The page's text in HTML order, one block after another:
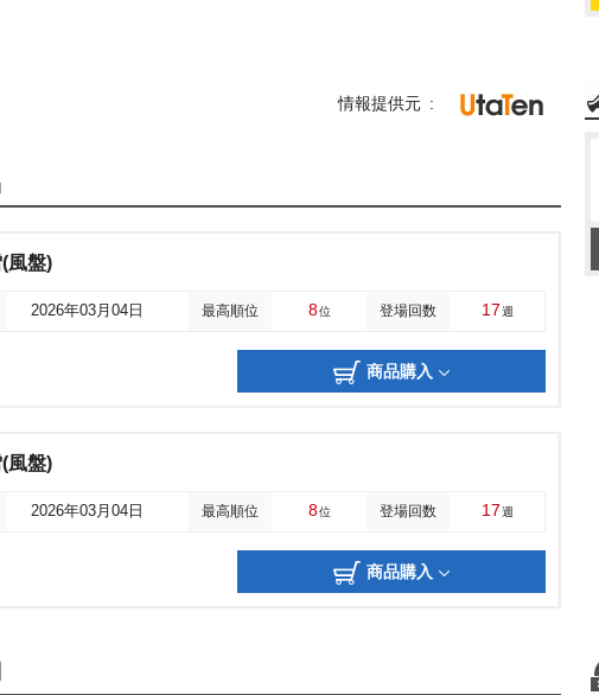
情報提供元
風盤)
2026年03月04日 最高順位 8位 登場回数 17週
商品購入
風盤)
2026年03月04日 最高順位 8位 登場回数 17週
商品購入